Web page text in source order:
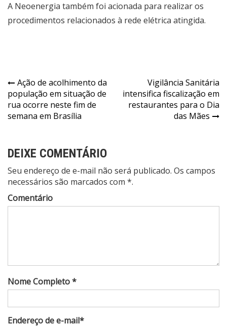
A Neoenergia também foi acionada para realizar os
procedimentos relacionados à rede elétrica atingida.
Navegação
de
Post
Ação de acolhimento da
população em situação de
rua ocorre neste fim de
semana em Brasília
Vigilância Sanitária
intensifica fiscalização em
restaurantes para o Dia
das Mães
DEIXE COMENTÁRIO
Seu endereço de e-mail não será publicado. Os campos
necessários são marcados com *.
Comentário
Nome Completo *
Endereço de e-mail*